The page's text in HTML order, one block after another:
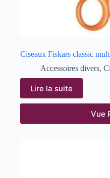
Ciseaux Fiskars classic
Accessoires divers,
Lire la suite
Vue